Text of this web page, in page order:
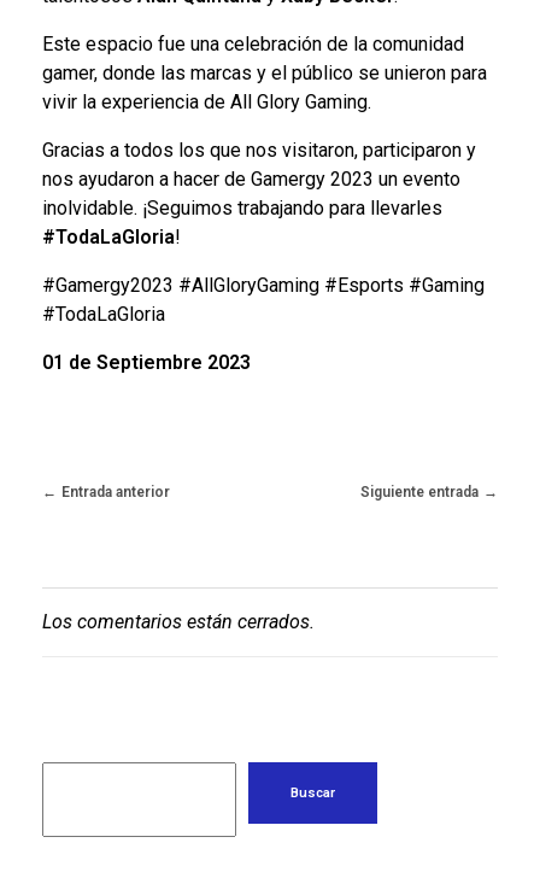
Este espacio fue una celebración de la comunidad
gamer, donde las marcas y el público se unieron para
vivir la experiencia de All Glory Gaming.
Gracias a todos los que nos visitaron, participaron y
nos ayudaron a hacer de Gamergy 2023 un evento
inolvidable. ¡Seguimos trabajando para llevarles
#TodaLaGloria!
#Gamergy2023 #AllGloryGaming #Esports #Gaming
#TodaLaGloria
01 de Septiembre 2023
Entrada anterior Siguiente entrada
Los comentarios están cerrados.
Buscar